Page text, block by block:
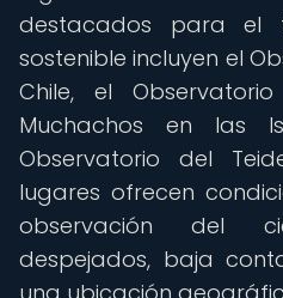
destacados para el
sostenible incluyen el
Chile, el
Muchachos en las
Observatorio del
lugares ofrecen
observación del
despejados, baja